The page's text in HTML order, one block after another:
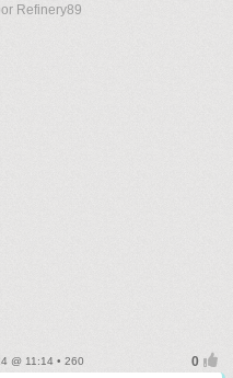
Refinery89
@ 11:14 • 260